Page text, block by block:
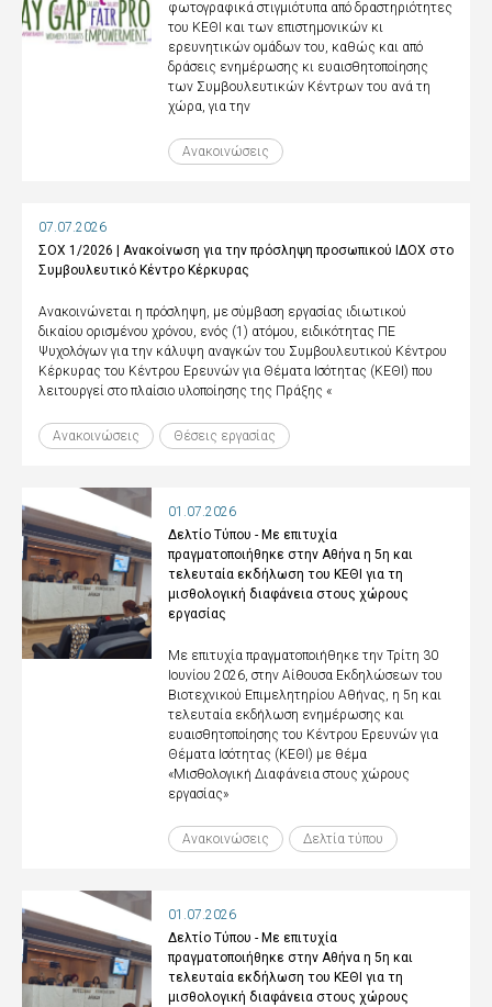
φωτογραφικά στιγμιότυπα από δραστηριότητες
του ΚΕΘΙ και των επιστημονικών κι
ερευνητικών ομάδων του, καθώς και από
δράσεις ενημέρωσης κι ευαισθητοποίησης
των Συμβουλευτικών Κέντρων του ανά τη
χώρα, για την
Ανακοινώσεις
07.07.2026
ΣΟΧ 1/2026 | Ανακοίνωση για την πρόσληψη προσωπικού ΙΔΟΧ στο
Συμβουλευτικό Κέντρο Κέρκυρας
Ανακοινώνεται η πρόσληψη, με σύμβαση εργασίας ιδιωτικού
δικαίου ορισμένου χρόνου, ενός (1) ατόμου, ειδικότητας ΠΕ
Ψυχολόγων για την κάλυψη αναγκών του Συμβουλευτικού Κέντρου
Κέρκυρας του Κέντρου Ερευνών για Θέματα Ισότητας (ΚΕΘΙ) που
λειτουργεί στο πλαίσιο υλοποίησης της Πράξης «
Ανακοινώσεις Θέσεις εργασίας
01.07.2026
Δελτίο Τύπου - Με επιτυχία
πραγματοποιήθηκε στην Αθήνα η 5η και
τελευταία εκδήλωση του ΚΕΘΙ για τη
μισθολογική διαφάνεια στους χώρους
εργασίας
Με επιτυχία πραγματοποιήθηκε την Τρίτη 30
Ιουνίου 2026, στην Αίθουσα Εκδηλώσεων του
Βιοτεχνικού Επιμελητηρίου Αθήνας, η 5η και
τελευταία εκδήλωση ενημέρωσης και
ευαισθητοποίησης του Κέντρου Ερευνών για
Θέματα Ισότητας (ΚΕΘΙ) με θέμα
«Μισθολογική Διαφάνεια στους χώρους
εργασίας»
Ανακοινώσεις Δελτία τύπου
01.07.2026
Δελτίο Τύπου - Με επιτυχία
πραγματοποιήθηκε στην Αθήνα η 5η και
τελευταία εκδήλωση του ΚΕΘΙ για τη
μισθολογική διαφάνεια στους χώρους